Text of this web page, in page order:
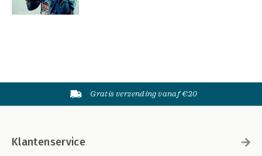
Gratis verzending vanaf €20
Klantenservice